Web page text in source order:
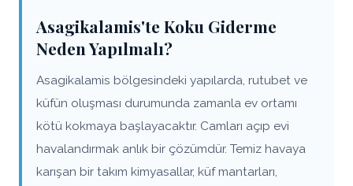
Asagikalamis'te Koku Giderme
Neden Yapılmalı?
Asagikalamis bölgesindeki yapılarda, rutubet ve
küfün oluşması durumunda zamanla ev ortamı
kötü kokmaya başlayacaktır. Camları açıp evi
havalandırmak anlık bir çözümdür. Temiz havaya
karışan bir takım kimyasallar, küf mantarları,